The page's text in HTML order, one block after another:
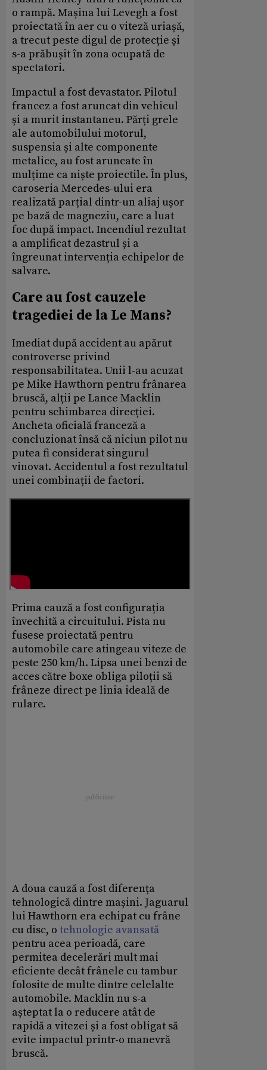
o rampă. Mașina lui Levegh a fost
proiectată în aer cu o viteză uriașă,
a trecut peste digul de protecție și
s-a prăbușit în zona ocupată de
spectatori.
Impactul a fost devastator. Pilotul
francez a fost aruncat din vehicul
și a murit instantaneu. Părți grele
ale automobilului motorul,
suspensia și alte componente
metalice, au fost aruncate în
mulțime ca niște proiectile. În plus,
caroseria Mercedes-ului era
realizată parțial dintr-un aliaj ușor
pe bază de magneziu, care a luat
foc după impact. Incendiul rezultat
a amplificat dezastrul și a
îngreunat intervenția echipelor de
salvare.
Care au fost cauzele
tragediei de la Le Mans?
Imediat după accident au apărut
controverse privind
responsabilitatea. Unii l-au acuzat
pe Mike Hawthorn pentru frânarea
bruscă, alții pe Lance Macklin
pentru schimbarea direcției.
Ancheta oficială franceză a
concluzionat însă că niciun pilot nu
putea fi considerat singurul
vinovat. Accidentul a fost rezultatul
unei combinații de factori.
Prima cauză a fost configurația
învechită a circuitului. Pista nu
fusese proiectată pentru
automobile care atingeau viteze de
peste 250 km/h. Lipsa unei benzi de
acces către boxe obliga piloții să
frâneze direct pe linia ideală de
rulare.
A doua cauză a fost diferența
tehnologică dintre mașini. Jaguarul
lui Hawthorn era echipat cu frâne
cu disc, o tehnologie avansată
pentru acea perioadă, care
permitea decelerări mult mai
eficiente decât frânele cu tambur
folosite de multe dintre celelalte
automobile. Macklin nu s-a
așteptat la o reducere atât de
rapidă a vitezei și a fost obligat să
evite impactul printr-o manevră
bruscă.